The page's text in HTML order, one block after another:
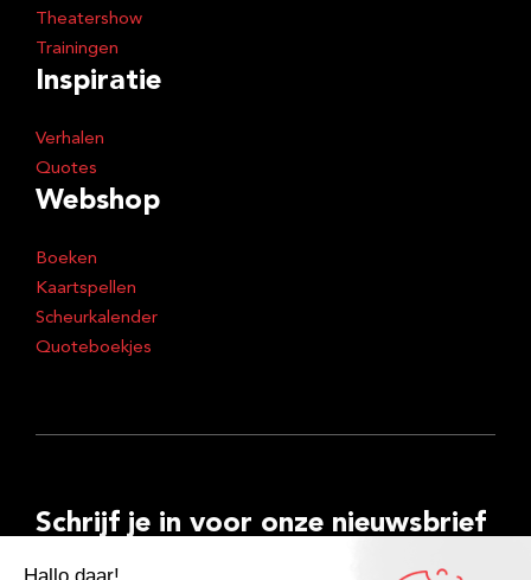
Theatershow
Trainingen
Inspiratie
Verhalen
Quotes
Webshop
Boeken
Kaartspellen
Scheurkalender
Quoteboekjes
Schrijf je in voor onze nieuwsbrief